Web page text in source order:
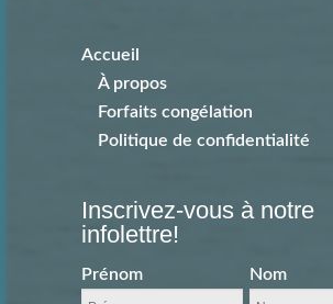
Accueil
À propos
Forfaits congélation
Politique de confidentialité
Inscrivez-vous à notre
infolettre!
Prénom Nom